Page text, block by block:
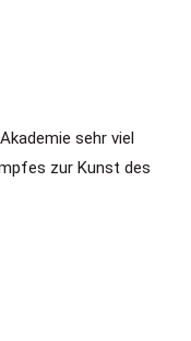
sehr viel
zur Kunst des